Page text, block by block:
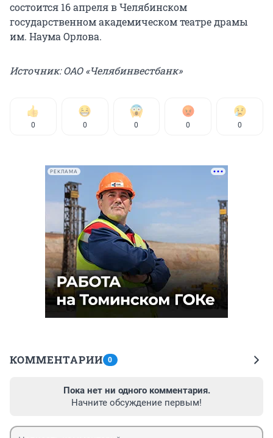
состоится 16 апреля в Челябинском
государственном академическом театре драмы
им. Наума Орлова.
Источник: ОАО «Челябинвестбанк»
0 0 0 0 0
РЕКЛАМА
КОММЕНТАРИИ 0
Пока нет ни одного комментария.
Начните обсуждение первым!